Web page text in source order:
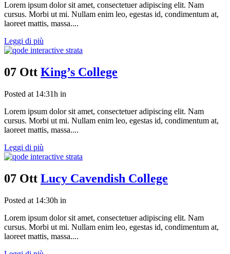
Lorem ipsum dolor sit amet, consectetuer adipiscing elit. Nam
cursus. Morbi ut mi. Nullam enim leo, egestas id, condimentum at,
laoreet mattis, massa....
Leggi di più
07 Ott King’s College
Posted at 14:31h in
Lorem ipsum dolor sit amet, consectetuer adipiscing elit. Nam
cursus. Morbi ut mi. Nullam enim leo, egestas id, condimentum at,
laoreet mattis, massa....
Leggi di più
07 Ott Lucy Cavendish College
Posted at 14:30h in
Lorem ipsum dolor sit amet, consectetuer adipiscing elit. Nam
cursus. Morbi ut mi. Nullam enim leo, egestas id, condimentum at,
laoreet mattis, massa....